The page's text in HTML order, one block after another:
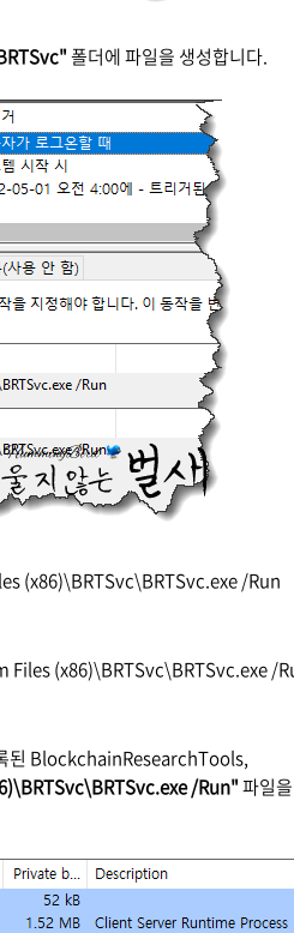
폴더에 파일을 생성합니다.
(x86)\BRTSvc\BRTSvc.exe /Run
Files (x86)\BRTSvc\BRTSvc.exe /
된 BlockchainResearchTools,
/Run"파일